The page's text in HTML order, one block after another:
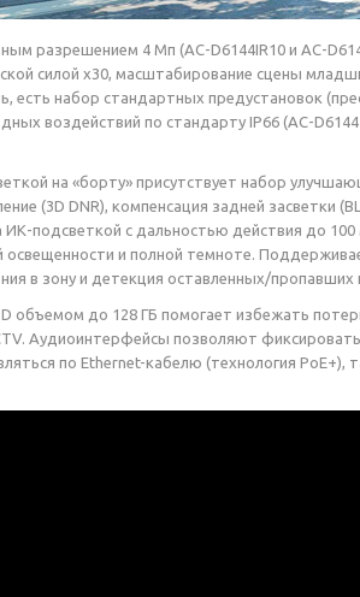
разрешением 4 Мп (AC-D6144IR10 и AC-
силой х30, масштабирование сцены
набор стандартных предустановок
воздействий по стандарту IP66 (AC-
на «борту» присутствует набор
(3D DNR), компенсация задней засветки
ИК-подсветкой с дальностью действия до
и полной темноте.
в зону и детекция оставленных/пропавших
объемом до 128 ГБ помогает избежать
Аудиоинтерфейсы позволяют
по Ethernet-кабелю (технология PoE+),